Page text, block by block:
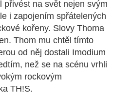
přivést na svět nejen svým
i zapojením spřátelených
kořeny. Slovy Thoma
Thom mu chtěl tímto
od něj dostali Imodium
než se na scénu vrhli
rockovým
TH!S.